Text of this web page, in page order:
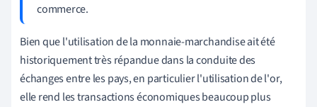
commerce.
Bien que l'utilisation de la monnaie-marchandise ait été
historiquement très répandue dans la conduite des
échanges entre les pays, en particulier l'utilisation de l'or,
elle rend les transactions économiques beaucoup plus